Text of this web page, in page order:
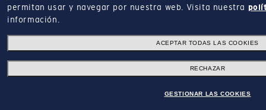
permitan usar y navegar por nuestra web.
Visita nuestra
información.
ACEPTAR TODAS LAS COOKIES
RECHAZAR
GESTIONAR LAS COOKIES